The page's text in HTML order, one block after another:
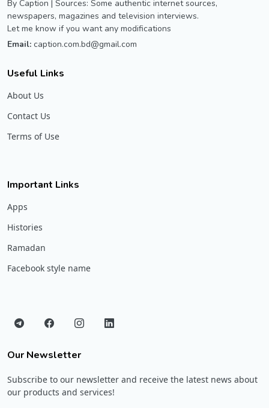
By Caption | Sources: Some authentic internet sources,
newspapers, magazines and television interviews.
Let me know if you want any modifications
Email: caption.com.bd@gmail.com
Useful Links
About Us
Contact Us
Terms of Use
Important Links
Apps
Histories
Ramadan
Facebook style name
Our Newsletter
Subscribe to our newsletter and receive the latest news about
our products and services!